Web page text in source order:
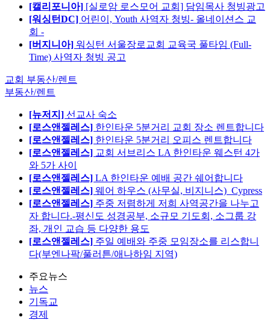
[캘리포니아] [실로암 로스모어 교회] 담임목사 청빙광고
[워싱턴DC] 어린이, Youth 사역자 청빙- 올네이션스 교
회 -
[버지니아] 워싱턴 서울장로교회 교육국 풀타임 (Full-
Time) 사역자 청빙 공고
교회 부동산/렌트
부동산/렌트
[뉴저지] 선교사 숙소
[로스앤젤레스] 한인타운 5분거리 교회 장소 렌트합니다
[로스앤젤레스] 한인타운 5분거리 오피스 렌트합니다
[로스앤젤레스] 교회 서브리스 LA 한인타운 웨스턴 4가
와 5가 사이
[로스앤젤레스] LA 한인타운 예배 공간 쉐어합니다
[로스앤젤레스] 웨어 하우스 (사무실, 비지니스)_Cypress
[로스앤젤레스] 주중 저렴하게 저희 사역공간을 나누고
자 합니다.-평신도 성경공부, 소규모 기도회, 소그룹 강
좌, 개인 교습 등 다양한 용도
[로스앤젤레스] 주일 예배와 주중 모임장소를 리스합니
다(부엔나팍/풀러튼/애나하임 지역)
주요뉴스
뉴스
기독교
경제